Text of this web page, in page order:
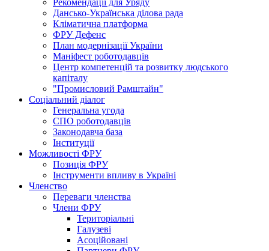
Рекомендації для Уряду
Дансько-Українська ділова рада
Кліматична платформа
ФРУ Дефенс
План модернізації України
Маніфест роботодавців
Центр компетенцій та розвитку людського
капіталу
"Промисловий Рамштайн"
Соціальний діалог
Генеральна угода
СПО роботодавців
Законодавча база
Інституції
Можливості ФРУ
Позиція ФРУ
Інструменти впливу в Україні
Членство
Переваги членства
Члени ФРУ
Територіальні
Галузеві
Асоційовані